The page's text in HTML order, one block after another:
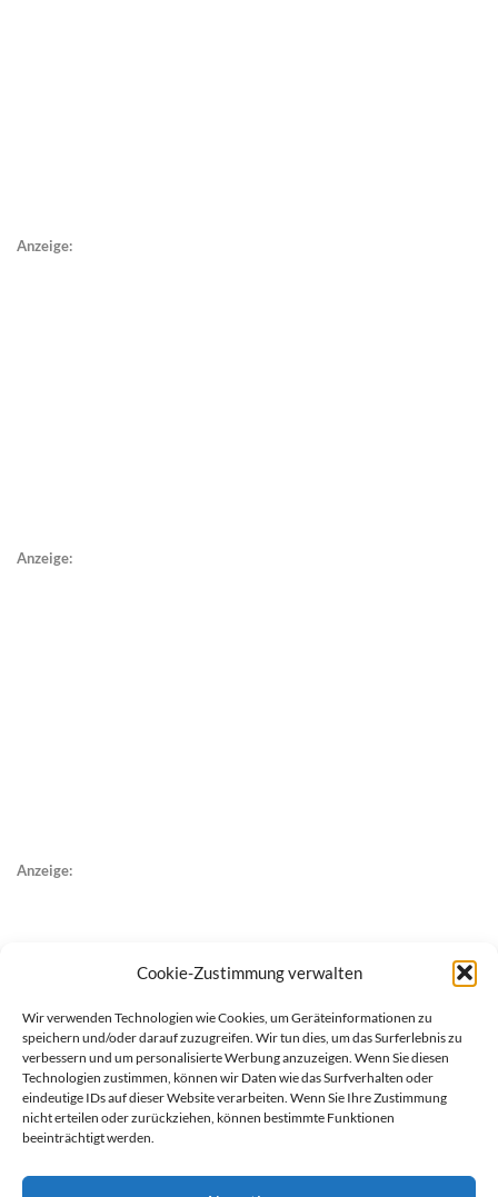
Cookie-Zustimmung verwalten
Wir verwenden Technologien wie Cookies, um Geräteinformationen zu
speichern und/oder darauf zuzugreifen. Wir tun dies, um das Surferlebnis zu
verbessern und um personalisierte Werbung anzuzeigen. Wenn Sie diesen
Technologien zustimmen, können wir Daten wie das Surfverhalten oder
eindeutige IDs auf dieser Website verarbeiten. Wenn Sie Ihre Zustimmung
nicht erteilen oder zurückziehen, können bestimmte Funktionen
beeinträchtigt werden.
Anzeige:
Anzeige:
Anzeige: